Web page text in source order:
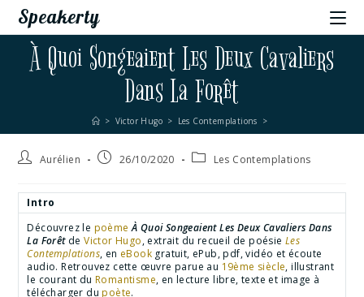
Speakerty
À Quoi Songeaient Les Deux Cavaliers
Dans La Forêt
> Victor Hugo > Les Contemplations >
Aurélien 26/10/2020 Les Contemplations
Intro
Découvrez le poème À Quoi Songeaient Les Deux Cavaliers Dans
La ForêtdeVictor Hugo, extrait du recueil de poésieLes
Contemplations, en eBook gratuit, ePub, pdf, vidéo et écoute
audio. Retrouvez cette œuvre parue au 19ème siècle, illustrant
le courant duRomantisme, en lecture libre, texte et image à
télécharger dupoète.